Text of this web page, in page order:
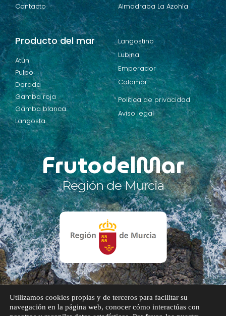
Contacto
Almadraba La Azohía
Producto del mar
Atún
Pulpo
Dorada
Gamba roja
Gamba blanca
Langosta
Langostino
Lubina
Emperador
Calamar
Política de privacidad
Aviso legal
FrutodelMar
Región de Murcia
© Todos los derechos reservados.
Utilizamos cookies propias y de terceros para facilitar su
navegación en la página web, conocer cómo interactúas con